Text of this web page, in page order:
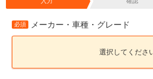
必須 メーカー・車種・グレード
選択してくださ